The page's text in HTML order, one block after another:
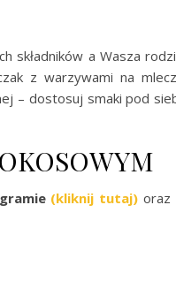
składników a Wasza
z warzywami na
– dostosuj smaki pod
(kliknij tutaj) oraz